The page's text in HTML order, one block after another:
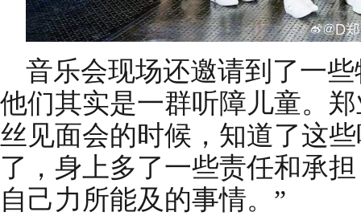
音乐会现场还邀请到了一
他们其实是一群听障儿童。
丝见面会的时候，知道了这
了，身上多了一些责任和承
自己力所能及的事情。”